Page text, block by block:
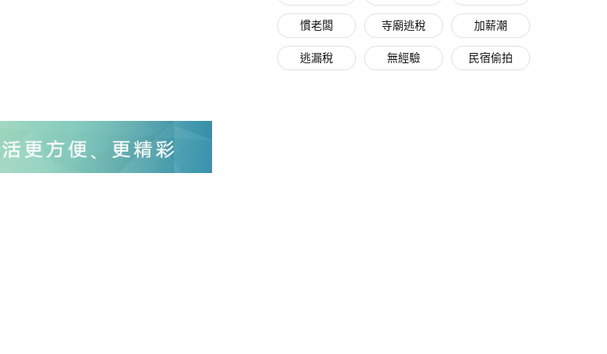
慣老闆 寺廟逃稅 加薪潮
逃漏稅 無經驗 民宿偷拍